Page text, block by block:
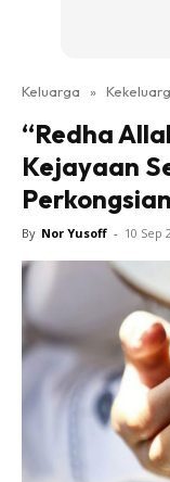
Keluarga »
“Redha
Kejayaan
By Nor Yusoff - 10 Sep